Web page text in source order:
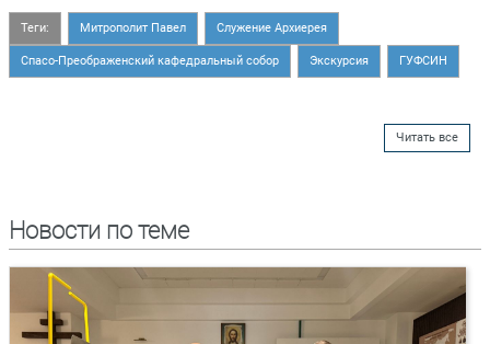
Теги: Митрополит Павел Служение Архиерея
Спасо-Преображенский кафедральный собор Экскурсия ГУФСИН
Читать все
Новости по теме